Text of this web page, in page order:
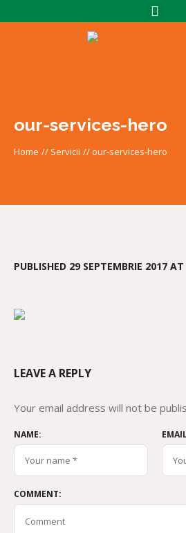
our-services-hero
Home // Servicii //our-services-hero
PUBLISHED 29 SEPTEMBRIE 2017 AT
LEAVE A REPLY
Your email address will not be
NAME:
COMMENT: